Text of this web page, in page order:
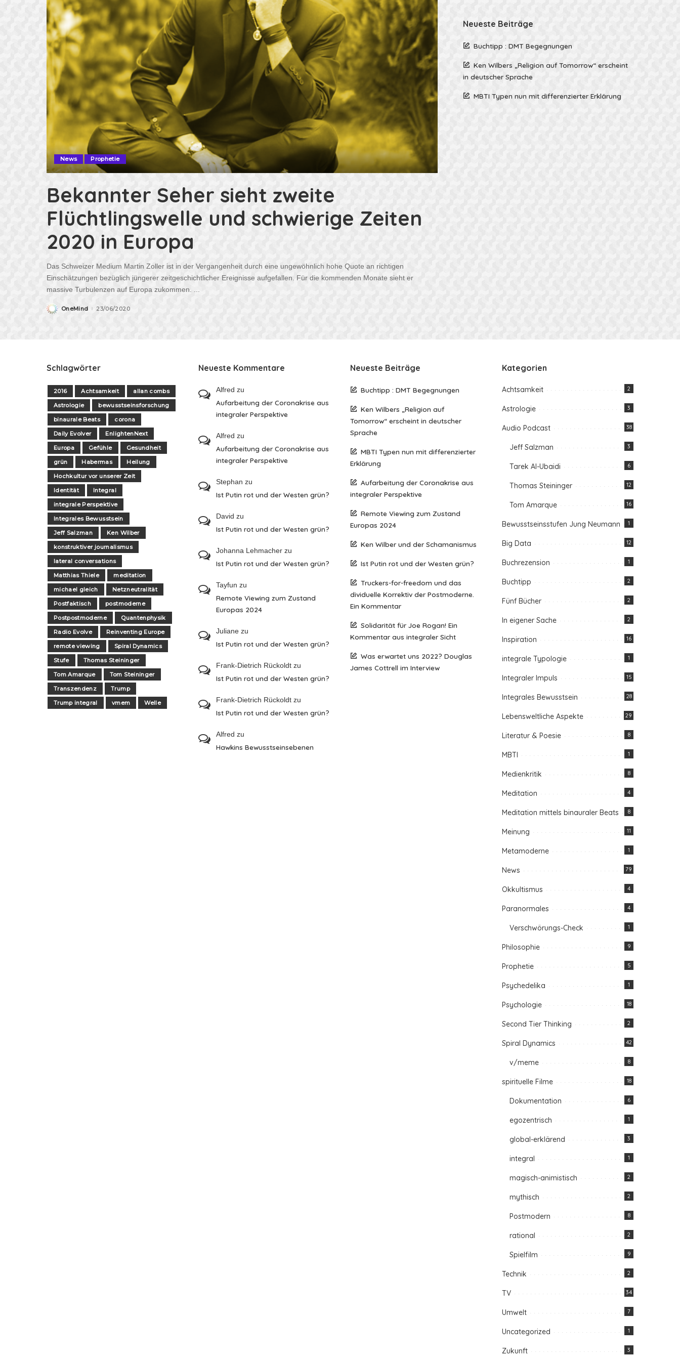
News Prophetie
Bekannter Seher sieht zweite
Flüchtlingswelle und schwierige Zeiten
2020 in Europa
Das Schweizer Medium Martin Zoller ist in der Vergangenheit durch eine ungewöhnlich hohe Quote an richtigen
Einschätzungen bezüglich jüngerer zeitgeschichtlicher Ereignisse aufgefallen. Für die kommenden Monate sieht er
massive Turbulenzen auf Europa zukommen. ...
Posted
by
OneMind 23/06/2020
Neueste Beiträge
Buchtipp : DMT Begegnungen
Ken Wilbers „Religion auf Tomorrow“ erscheint
in deutscher Sprache
MBTI Typen nun mit differenzierter Erklärung
Schlagwörter
2016 Achtsamkeit
allan combs
Astrologie
bewusstseinsforschung
binaurale Beats
corona
Daily Evolver
EnlightenNext
Europa
Gefühle
Gesundheit
grün
Habermas
Heilung
Hochkultur vor unserer Zeit
Identität
Integral
integrale Perspektive
Integrales Bewusstsein
Jeff Salzman
Ken Wilber
konstruktiver journalismus
lateral conversations
Matthias Thiele
meditation
michael gleich
Netzneutralität
Postfaktisch
postmoderne
Postpostmoderne
Quantenphysik
Radio Evolve
Reinventing Europe
remote viewing
Spiral Dynamics
Stufe
Thomas Steininger
Tom Amarque
Tom Steininger
Transzendenz
Trump
Trump integral
vmem Welle
Neueste Kommentare
Alfred zu
Aufarbeitung der Coronakrise aus
integraler Perspektive
Alfred zu
Aufarbeitung der Coronakrise aus
integraler Perspektive
Stephan zu
Ist Putin rot und der Westen grün?
David zu
Ist Putin rot und der Westen grün?
Johanna Lehmacher zu
Ist Putin rot und der Westen grün?
Tayfun zu
Remote Viewing zum Zustand
Europas 2024
Juliane zu
Ist Putin rot und der Westen grün?
Frank-Dietrich Rückoldt zu
Ist Putin rot und der Westen grün?
Frank-Dietrich Rückoldt zu
Ist Putin rot und der Westen grün?
Alfred zu
Hawkins Bewusstseinsebenen
Neueste Beiträge
Buchtipp : DMT Begegnungen
Ken Wilbers „Religion auf
Tomorrow“ erscheint in deutscher
Sprache
MBTI Typen nun mit differenzierter
Erklärung
Aufarbeitung der Coronakrise aus
integraler Perspektive
Remote Viewing zum Zustand
Europas 2024
Ken Wilber und der Schamanismus
Ist Putin rot und der Westen grün?
Truckers-for-freedom und das
dividuelle Korrektiv der Postmoderne.
Ein Kommentar
Solidarität für Joe Rogan! Ein
Kommentar aus integraler Sicht
Was erwartet uns 2022? Douglas
James Cottrell im Interview
Kategorien
Achtsamkeit 2
Astrologie 3
Audio Podcast 38
Jeff Salzman 3
Tarek Al-Ubaidi 6
Thomas Steininger 12
Tom Amarque 16
Bewusstseinsstufen Jung Neumann 1
Big Data 12
Buchrezension 1
Buchtipp 2
Fünf Bücher 2
In eigener Sache 2
Inspiration 16
integrale Typologie 1
Integraler Impuls 15
Integrales Bewusstsein 28
Lebensweltliche Aspekte 29
Literatur & Poesie 8
MBTI 1
Medienkritik 8
Meditation 4
Meditation mittels binauraler Beats 8
Meinung 11
Metamoderne 1
News 79
Okkultismus 4
Paranormales 4
Verschwörungs-Check 1
Philosophie 9
Prophetie 5
Psychedelika 1
Psychologie 18
Second Tier Thinking 2
Spiral Dynamics 42
v/meme 8
spirituelle Filme 18
Dokumentation 6
egozentrisch 1
global-erklärend 3
integral 1
magisch-animistisch 2
mythisch 2
Postmodern 8
rational 2
Spielfilm 9
Technik 2
TV 34
Umwelt 7
Uncategorized 1
Zukunft 3